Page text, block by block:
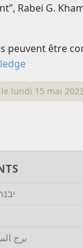
Rabei G.
peuvent être
lundi 15 mai
برج